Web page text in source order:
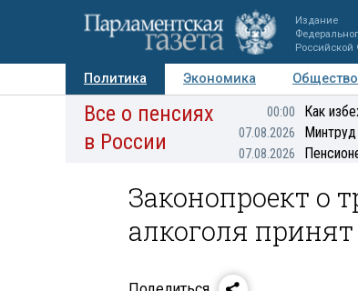
Издание
Российской
Политика Экономика Общество
Авторы Персоны Мнения
Все о пенсиях
в России
00:00 Как
07.08.2026
07.08.2026
Законопроект о
алкоголя